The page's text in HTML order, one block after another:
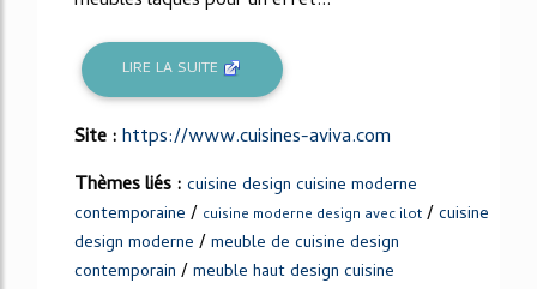
LIRE LA SUITE
Site :https://www.cuisines-aviva.com
Thèmes liés : cuisine design cuisine moderne
contemporaine / cuisine moderne design avec ilot /cuisine
design moderne /meuble de cuisine design
contemporain /meuble haut design cuisine